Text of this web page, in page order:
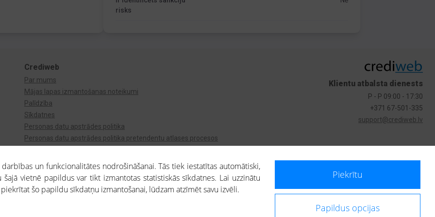
risks
Crediweb
Par mums
Mājas lapas izmantošanas noteikumi
Palīdzība
Sīkdatnes
Personas datu apstrādes politika
Personas datu apstrādes politika pretendentu atlases procesos
Klientu atbalsta dienests
P - P 09:00 - 17:30
+371 67-501-335
support@crediweb.lv
ietvaros saņemtajai informācijai ir uzziņas raksturs, un tai nav juridiska spēka. Portāla lietotājs, izmantojot portālā saņemto informāciju, ir atbildīgs par fizisko
un funkcionalitātes nodrošināšanai. Tās tiek iestatītas automātiski,
vietnē papildus var tikt izmantotas statistiskās sīkdatnes. Lai uzzinātu
piekrītat šo papildu sīkdatņu izmantošanai, lūdzam atzīmēt savu izvēli.
Piekrītu
Papildus opcijas